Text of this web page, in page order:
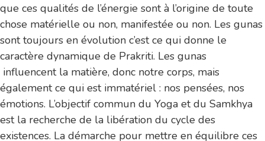
que ces qualités de l’énergie sont à l’origine de toute
chose matérielle ou non, manifestée ou non. Les gunas
sont toujours en évolution c’est ce qui donne le
caractère dynamique de Prakriti. Les gunas
influencent la matière, donc notre corps, mais
également ce qui est immatériel : nos pensées, nos
émotions. L’objectif commun du Yoga et du Samkhya
est la recherche de la libération du cycle des
existences. La démarche pour mettre en équilibre ces